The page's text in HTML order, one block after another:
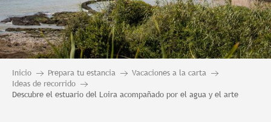
Inicio Prepara tu estancia
Vacaciones a la carta
Ideas de recorrido
Descubre el estuario del Loira acompañado por el agua y el arte